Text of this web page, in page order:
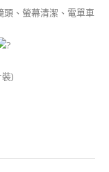
頭、螢幕清潔、電單車
)